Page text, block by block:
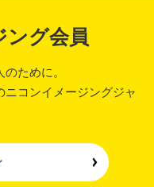
ング会員
ために。
コンイメージングジャ